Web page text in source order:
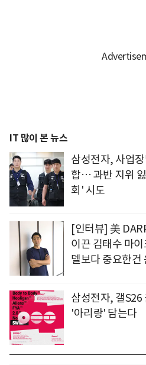
IT 많이 본 뉴스
삼성전자, 사업
합… 과반 지위
회' 시도
[인터뷰] 美
이끈 김태수 마
델보다 중요한건
삼성전자, 갤S26
'아리랑' 담는다